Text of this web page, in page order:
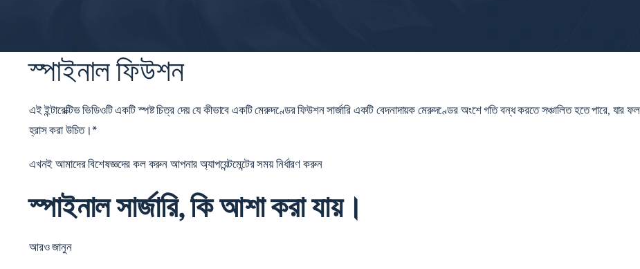
স্পাইনাল ফিউশন
এই ইন্টারেক্টিভ ভিডিওটি একটি স্পষ্ট চিত্র দেয় যে কীভাবে একটি মেরুদণ্ডের ফিউশন সার্জারি একটি বেদনাদায়ক মেরুদণ্ডের অংশে গতি বন্ধ করতে সঞ্চালিত হতে পারে, যার
হ্রাস করা উচিত।*
এখনই আমাদের বিশেষজ্ঞদের কল করুনআপনার অ্যাপয়েন্টমেন্টের সময় নির্ধারণ করুন
স্পাইনাল সার্জারি, কি আশা করা যায়।
আরও জানুন